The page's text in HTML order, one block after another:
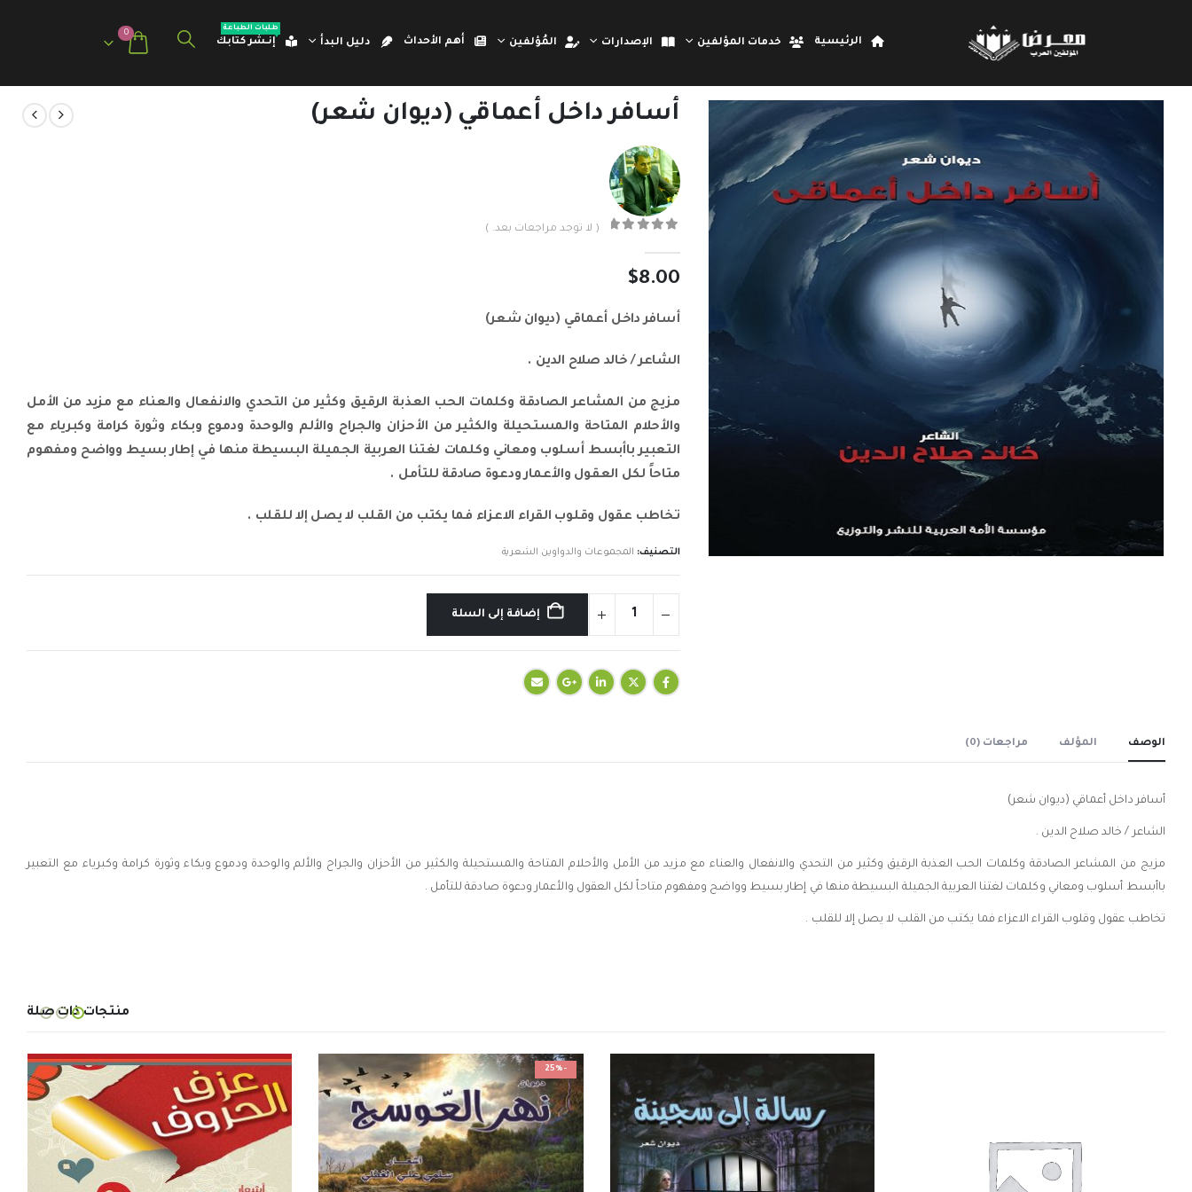
الرئيسية خدمات المؤلفين الإصدارات المُؤلفين أهم الأحداث دليل البدأ إنـشر كتابك
طلبات الطباعة 0
أسافر داخل أعماقي (ديوان شعر)
( لا توجد مراجعات بعد. )
$8.00
أسافر داخل أعماقي (ديوان شعر)
الشاعر / خالد صلاح الدين .
مزيج من المشاعر الصادقة وكلمات الحب العذبة الرقيق وكثير من التحدي والانفعال والعناء مع مزيد من الأمل
والأحلام المتاحة والمستحيلة والكثير من الأحزان والجراح والألم والوحدة ودموع وبكاء وثورة كرامة وكبرياء مع
التعبير باأبسط أسلوب ومعاني وكلمات لغتنا العربية الجميلة البسيطة منها في إطار بسيط وواضح ومفهوم
متاحاً لكل العقول والأعمار ودعوة صادقة للتأمل .
تخاطب عقول وقلوب القراء الاعزاء فما يكتب من القلب لا يصل إلا للقلب .
التصنيف: المجموعات والدواوين الشعرية
إضافة إلى السلة
الوصف المؤلف مراجعات (0)
أسافر داخل أعماقي (ديوان شعر)
الشاعر / خالد صلاح الدين .
مزيج من المشاعر الصادقة وكلمات الحب العذبة الرقيق وكثير من التحدي والانفعال والعناء مع مزيد من الأمل والأحلام المتاحة والمستحيلة والكثير من الأحزان والجراح والألم والوحدة ودموع وبكاء وثورة كرامة وكبرياء مع التعبير
باأبسط أسلوب ومعاني وكلمات لغتنا العربية الجميلة البسيطة منها في إطار بسيط وواضح ومفهوم متاحاً لكل العقول والأعمار ودعوة صادقة للتأمل .
تخاطب عقول وقلوب القراء الاعزاء فما يكتب من القلب لا يصل إلا للقلب .
منتجات ذات صلة
-25%